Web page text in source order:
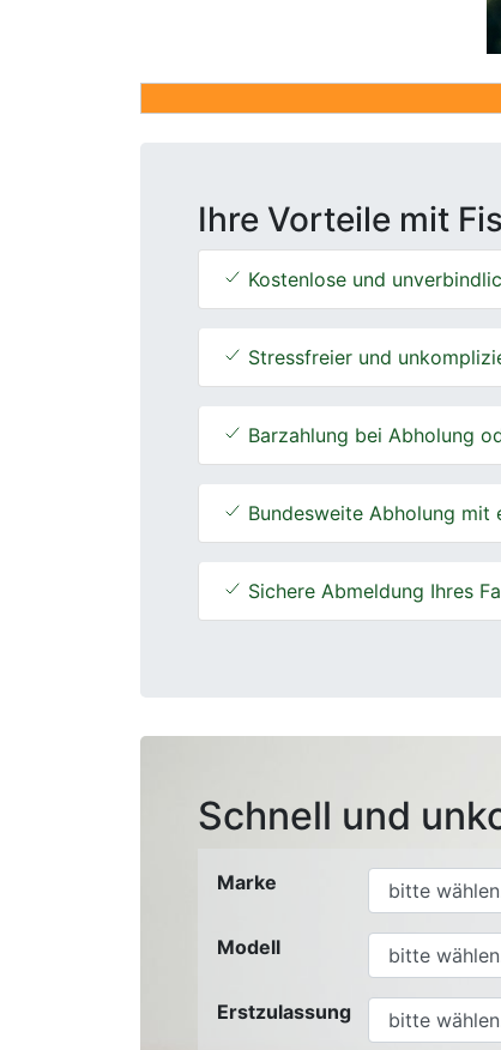
Ihre Vorteile mit
Kostenlose und
Stressfreier und
Barzahlung bei Abholung
Bundesweite Abholung mit
Sichere Abmeldung Ihres
Schnell und
Marke
Modell
Erstzulassung